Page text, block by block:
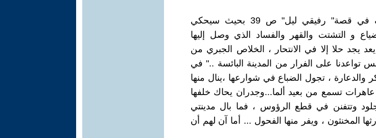
ليصل الكاتب إلى ذروة الوصف في قصة" رفيقي ليل" ص 39 بحيث سيحكي
و التشتت والقهر والفساد الذي وصل إليها
يجد حلا إلا في الانتحار ، الخلاص الجبري من
، في ص 39 " بالأمس تواعدنا على الفرار من المدينة البائسة .." في
والدعارة ، تجول الضباع في شوارعها ،ينال منها
تسمع من بعيد ألما...وجدران يحاك خلفها
وتتفنن في قطع الرؤوس ، فما بال مدينتي
المخنثون ، ويفر منها الفحول ... أما آن لهم أن